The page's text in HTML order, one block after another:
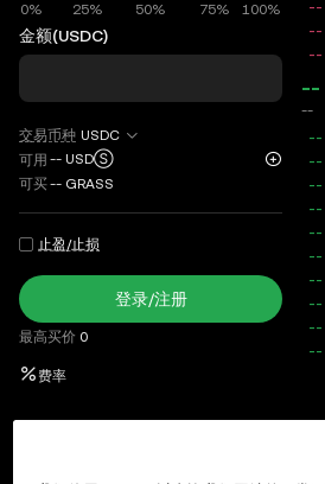
0% 25% 50% 75% 100%
金额(USDC)
交易币种 USDC
可用 -- USDⓈ
可买-- GRASS
止盈/止损
登录/注册
最高买价 0
费率
--
--